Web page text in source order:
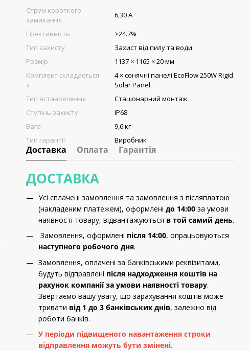
Струм короткого
замикання
6,30 А
Ефективність
>24.7%
Тип захисту
Захист від пилу та води
Розмір
1137 × 1165 × 20 мм
Комплект складається
з
4 × сонячні панелі EcoFlow 250W Rigid
Solar Panel
Тип встановлення
Стаціонарний монтаж
Ступінь захисту
IP68
Вага
9,6 кг
Тип гарантії
Виробник
Доставка Оплата Гарантія
ДОСТАВКА
Усі сплачені замовлення та замовлення з післяплатою
(накладеним платежем), оформлені до 14:00 за умови
наявності товару, відвантажуються в той самий день.
Замовлення, оформлені після 14:00, опрацьовуються
наступного робочого дня.
Замовлення, оплачені за банківськими реквізитами,
будуть відправлені після надходження коштів на
рахунок компанії за умови наявності товару.
Звертаємо вашу увагу, що зарахування коштів може
тривати від 1 до 3 банківських днів, залежно від
роботи банків.
У періоди підвищеного навантаження строки
відправлення можуть бути змінені.